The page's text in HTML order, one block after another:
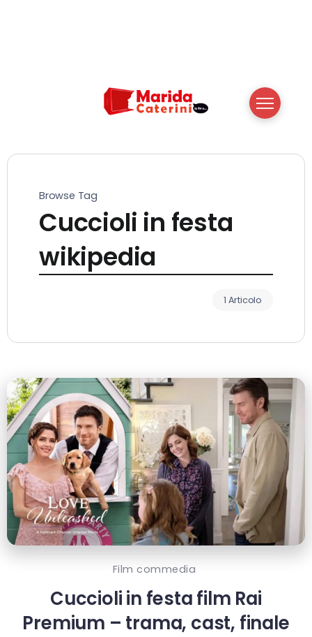
Browse Tag
Cuccioli in festa
wikipedia
1 Articolo
Film commedia
Cuccioli in festa film Rai
Premium – trama, cast, finale